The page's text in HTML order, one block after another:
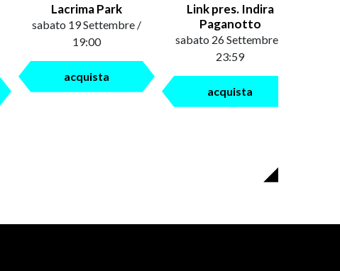
Lacrima Park
sabato 19 Settembre /
19:00
acquista
Link pres. Indira
Paganotto
sabato 26 Settembre /
23:59
acquista